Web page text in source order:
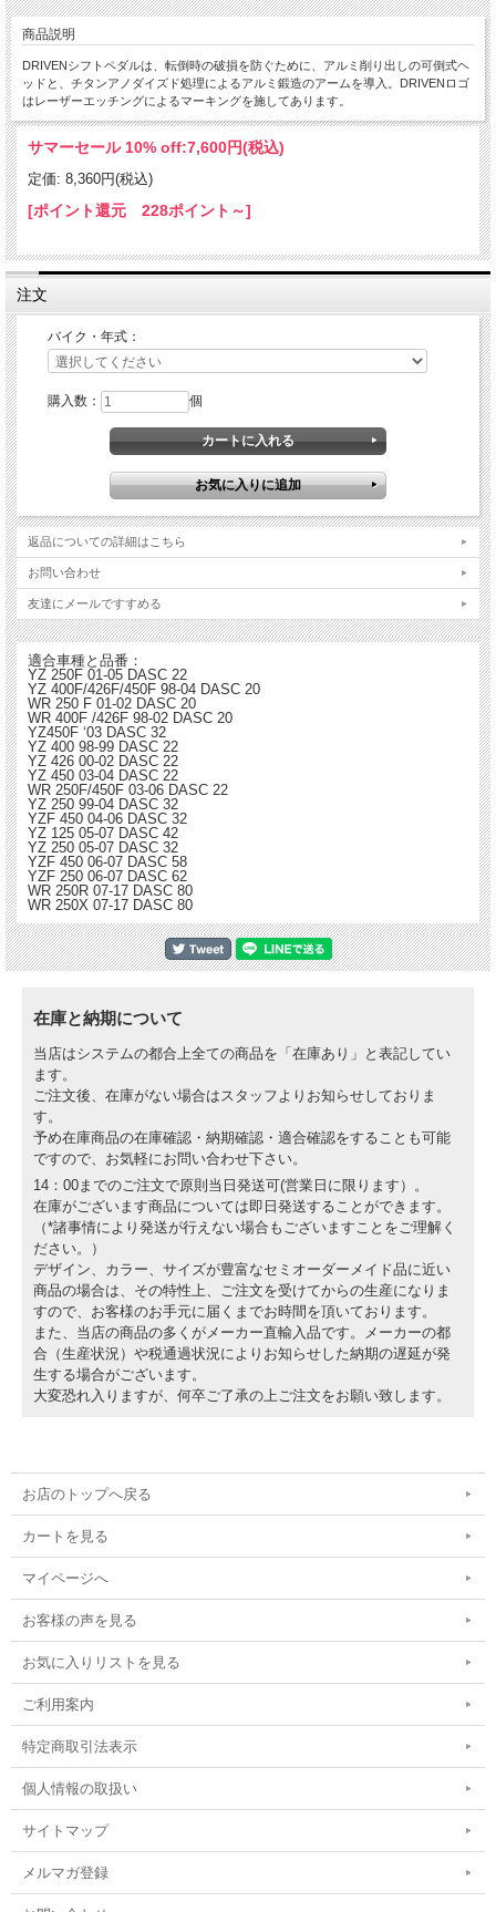
商品説明
DRIVENシフトペダルは、転倒時の破損を防ぐために、アルミ削り出しの可倒式ヘ
ッドと、チタンアノダイズド処理によるアルミ鍛造のアームを導入。DRIVENロゴ
はレーザーエッチングによるマーキングを施してあります。
サマーセール 10% off:7,600円(税込)
定価: 8,360円(税込)
[ポイント還元 228ポイント～]
注文
バイク・年式：
購入数： 個
返品についての詳細はこちら
お問い合わせ
友達にメールですすめる
適合車種と品番：
YZ 250F 01-05 DASC 22
YZ 400F/426F/450F 98-04 DASC 20
WR 250 F 01-02 DASC 20
WR 400F /426F 98-02 DASC 20
YZ450F ‘03 DASC 32
YZ 400 98-99 DASC 22
YZ 426 00-02 DASC 22
YZ 450 03-04 DASC 22
WR 250F/450F 03-06 DASC 22
YZ 250 99-04 DASC 32
YZF 450 04-06 DASC 32
YZ 125 05-07 DASC 42
YZ 250 05-07 DASC 32
YZF 450 06-07 DASC 58
YZF 250 06-07 DASC 62
WR 250R 07-17 DASC 80
WR 250X 07-17 DASC 80
在庫と納期について
当店はシステムの都合上全ての商品を「在庫あり」と表記してい
ます。
ご注文後、在庫がない場合はスタッフよりお知らせしておりま
す。
予め在庫商品の在庫確認・納期確認・適合確認をすることも可能
ですので、お気軽にお問い合わせ下さい。
14：00までのご注文で原則当日発送可(営業日に限ります）。
在庫がございます商品については即日発送することができます。
（*諸事情により発送が行えない場合もございますことをご理解く
ださい。）
デザイン、カラー、サイズが豊富なセミオーダーメイド品に近い
商品の場合は、その特性上、ご注文を受けてからの生産になりま
すので、お客様のお手元に届くまでお時間を頂いております。
また、当店の商品の多くがメーカー直輸入品です。メーカーの都
合（生産状況）や税通過状況によりお知らせした納期の遅延が発
生する場合がございます。
大変恐れ入りますが、何卒ご了承の上ご注文をお願い致します。
お店のトップへ戻る
カートを見る
マイページへ
お客様の声を見る
お気に入りリストを見る
ご利用案内
特定商取引法表示
個人情報の取扱い
サイトマップ
メルマガ登録